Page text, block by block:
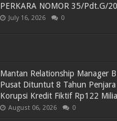
PERKARA NOMOR 35/Pdt.G/
July 16, 2026 0
Mantan Relationship Manager
Pusat Dituntut 8 Tahun Penjara
Korupsi Kredit Fiktif Rp122
August 06, 2026 0